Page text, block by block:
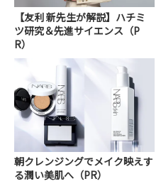
【友利 新先生が解説】ハチミ
ツ研究＆先進サイエンス（P
R）
朝クレンジングでメイク映えす
る潤い美肌へ（PR）